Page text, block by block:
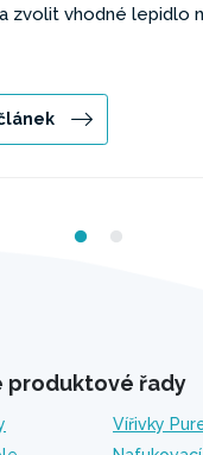
zvolit vhodné lepidlo
produktové řady
Vířivky